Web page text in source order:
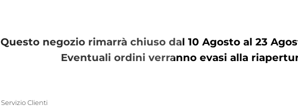
Questo negozio rimarrà chiuso dal 10 Agosto al 23
Eventuali ordini verranno evasi alla
Servizio Clienti